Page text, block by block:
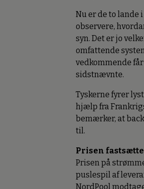
Nu er de to lande
observere,
syn. Det er jo
omfattende
vedkommende
sidstnævnte.
Tyskerne fyrer
hjælp fra
bemærker, at
til.
Prisen
Prisen på
puslespil af
NordPool